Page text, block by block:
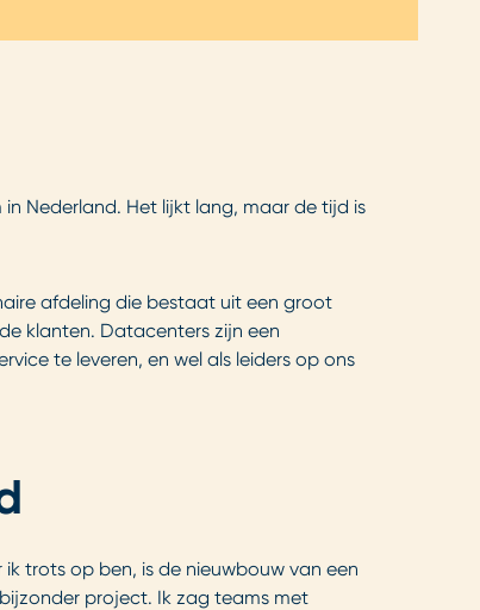
Nederland. Het lijkt lang, maar de tijd is
afdeling die bestaat uit een groot
klanten. Datacenters zijn een
te leveren, en wel als leiders op ons
trots op ben, is de nieuwbouw van een
project. Ik zag teams met